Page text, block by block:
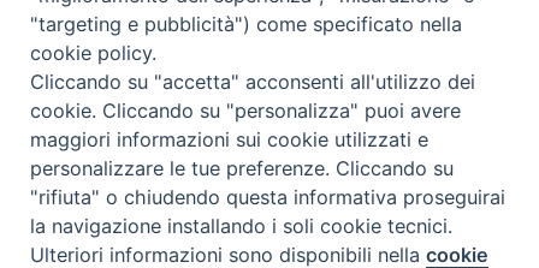
Copyright © 2019 - Tutti i diritti riservati - Vita
Trentina Editrice
Privacy Policy
Torna
Preferenze Cookie
"targeting e pubblicità") come specificato nella
cookie policy.
Cliccando su "accetta" acconsenti all'utilizzo dei
cookie. Cliccando su "personalizza" puoi avere
maggiori informazioni sui cookie utilizzati e
personalizzare le tue preferenze. Cliccando su
"rifiuta" o chiudendo questa informativa proseguirai
la navigazione installando i soli cookie tecnici.
Ulteriori informazioni sono disponibili nellacookie